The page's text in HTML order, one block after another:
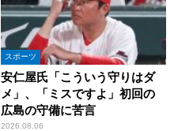
スポーツ
安仁屋氏「こういう守りはダ
メ」、「ミスですよ」初回の
広島の守備に苦言
2026.08.06